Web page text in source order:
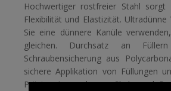
Hochwertiger rostfreier Stahl sorgt
Flexibilität und Elastizität.
Sie eine dünnere Kanüle
gleichen. Durchsatz an
Schraubensicherung aus
sichere Applikation von Füllungen
Präzise Anwendung - Skala und